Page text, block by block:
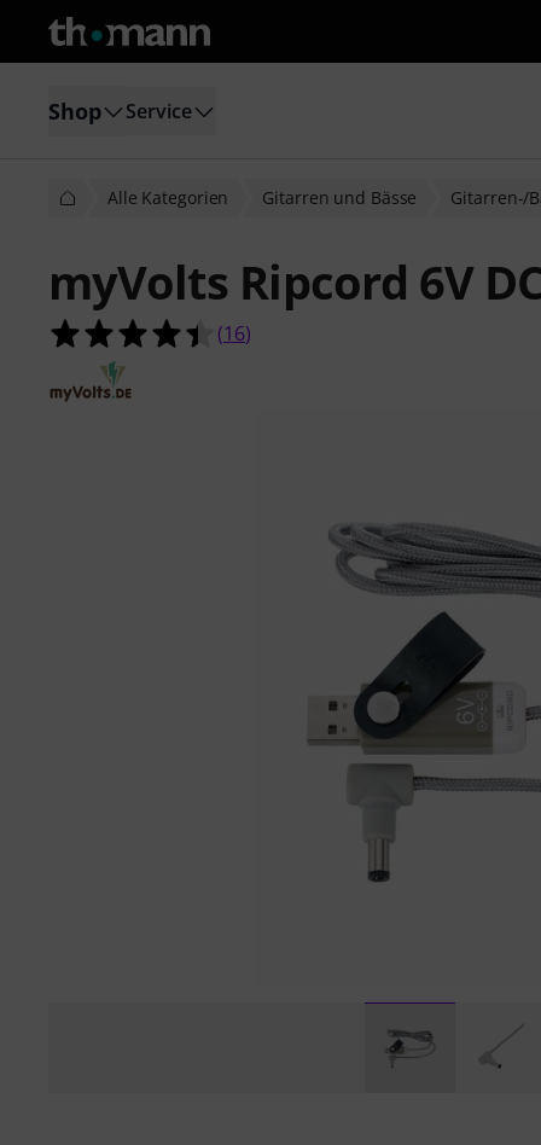
Shop Service
Alle Kategorien Gitarren und Bässe Gitarren-/
myVolts Ripcord 6V
4.4 von 5 Sternen aus 16
(16)